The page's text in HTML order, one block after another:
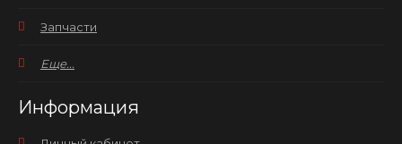
Запчасти
Еще...
Информация